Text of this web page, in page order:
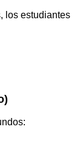
los estudiantes